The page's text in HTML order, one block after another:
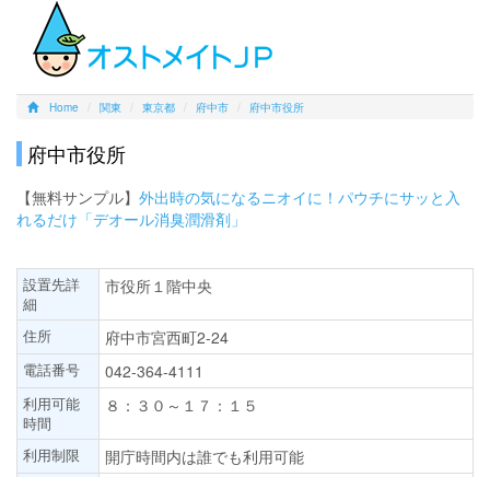
Home 関東 東京都 府中市 府中市役所
府中市役所
【無料サンプル】 外出時の気になるニオイに！パウチにサッと入
れるだけ「デオール消臭潤滑剤」
設置先詳
細
市役所１階中央
住所 府中市宮西町2-24
電話番号 042-364-4111
利用可能
時間
８：３０～１７：１５
利用制限 開庁時間内は誰でも利用可能